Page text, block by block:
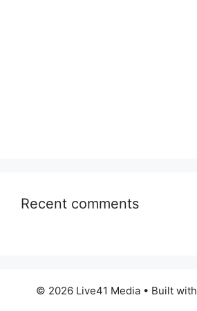
Recent comments
© 2026 Live41 Media • Built with